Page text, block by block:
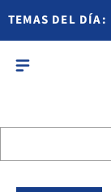
TEMAS DEL DÍA: